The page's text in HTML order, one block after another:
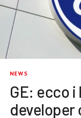
NEWS
GE: ecco
developer